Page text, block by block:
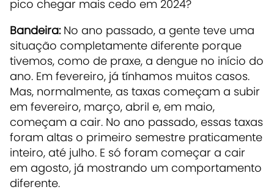
pico chegar mais cedo em 2024?
Bandeira: No ano passado, a gente teve uma
situação completamente diferente porque
tivemos, como de praxe, a dengue no início do
ano. Em fevereiro, já tínhamos muitos casos.
Mas, normalmente, as taxas começam a subir
em fevereiro, março, abril e, em maio,
começam a cair. No ano passado, essas taxas
foram altas o primeiro semestre praticamente
inteiro, até julho. E só foram começar a cair
em agosto, já mostrando um comportamento
diferente.